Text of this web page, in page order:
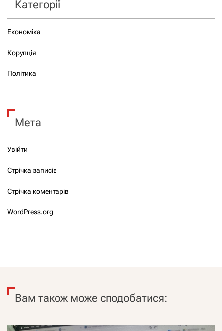
Категорії
Економіка
Корупція
Політика
Мета
Увійти
Стрічка записів
Стрічка коментарів
WordPress.org
Вам також може сподобатися: